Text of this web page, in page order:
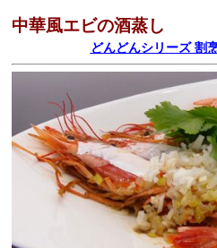
中華風エビの酒蒸し
どんどんシリーズ 割